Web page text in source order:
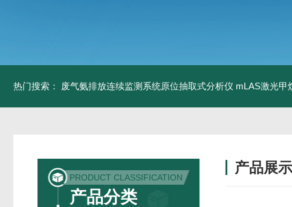
热门搜索： 废气氨排放连续监测系统原位抽取式分析仪 mLAS激光甲
PRODUCT CLASSIFICATION
产品分类
产品展示